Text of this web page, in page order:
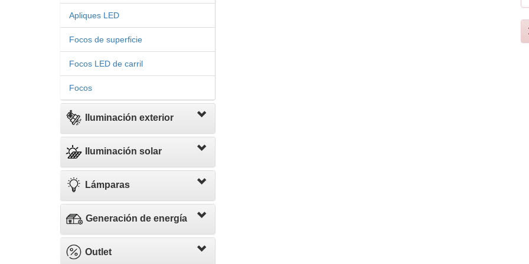
Apliques LED
Focos de superficie
Focos LED de carril
Focos
Iluminación exterior
Iluminación solar
Lámparas
Generación de energía
Outlet